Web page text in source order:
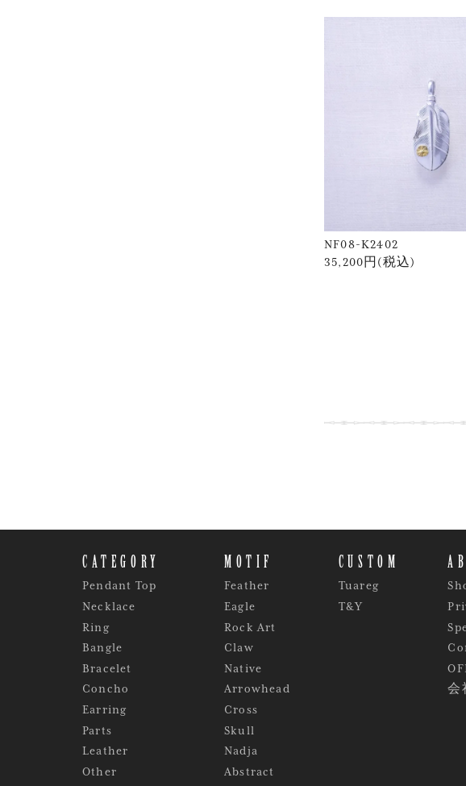
NF08-K2402
35,200円(税込)
CATEGORY
Pendant Top
Necklace
Ring
Bangle
Bracelet
Concho
Earring
Parts
Leather
Other
MOTIF
Feather
Eagle
Rock Art
Claw
Native
Arrowhead
Cross
Skull
Nadja
Abstract
CUSTOM
Tuareg
T&Y
会